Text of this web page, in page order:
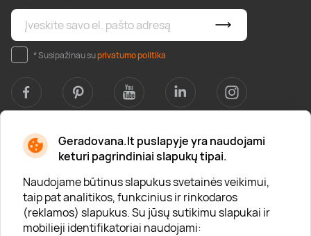
Geradovana.lt puslapyje yra naudojami
keturi pagrindiniai slapukų tipai.
Naudojame būtinus slapukus svetainės veikimui,
taip pat analitikos, funkcinius ir rinkodaros
(reklamos) slapukus. Su jūsų sutikimu slapukai ir
mobilieji identifikatoriai naudojami:
* Susipažinau suprivatumo politika
Apie mus
Apie „Gera Dovana“
Lojalumo klubas
Karjera